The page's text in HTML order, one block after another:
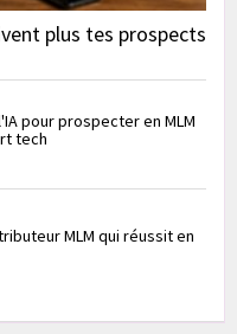
plus tes prospects
pour prospecter en MLM
tech
MLM qui réussit en